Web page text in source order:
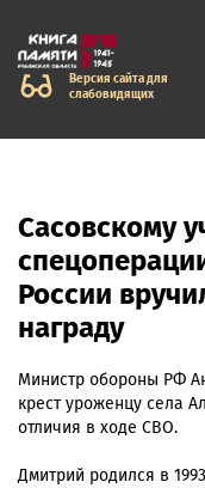
Версия сайта для
слабовидящих
Сасовскому
России
награду
Министр обороны РФ
крест уроженцу села
отличия в ходе СВО.
Дмитрий родился в